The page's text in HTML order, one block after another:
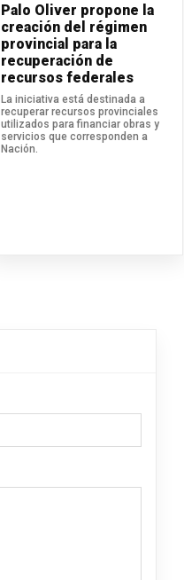
Palo Oliver propone la
creación del régimen
provincial para la
recuperación de
recursos federales
La iniciativa está destinada a
recuperar recursos provinciales
utilizados para financiar obras y
servicios que corresponden a
Nación.